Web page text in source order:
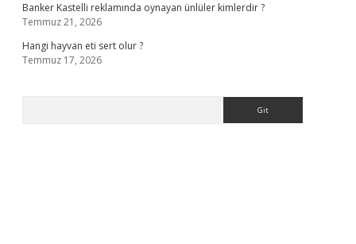
Banker Kastelli reklamında oynayan ünlüler kimlerdir ?
Temmuz 21, 2026
Hangi hayvan eti sert olur ?
Temmuz 17, 2026